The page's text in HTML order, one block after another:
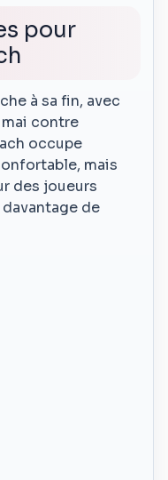
pour
à sa fin, avec
mai contre
occupe
mais
des joueurs
de